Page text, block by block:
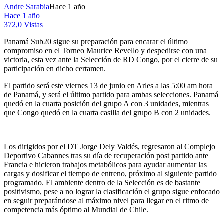
Andre SarabiaHace 1 año
Hace 1 año
372,0 Vistas
Panamá Sub20 sigue su preparación para encarar el último
compromiso en el Torneo Maurice Revello y despedirse con una
victoria, esta vez ante la Selección de RD Congo, por el cierre de su
participación en dicho certamen.
El partido será este viernes 13 de junio en Arles a las 5:00 am hora
de Panamá, y será el último partido para ambas selecciones. Panamá
quedó en la cuarta posición del grupo A con 3 unidades, mientras
que Congo quedó en la cuarta casilla del grupo B con 2 unidades.
Los dirigidos por el DT Jorge Dely Valdés, regresaron al Complejo
Deportivo Cabannes tras su día de recuperación post partido ante
Francia e hicieron trabajos metabólicos para ayudar aumentar las
cargas y dosificar el tiempo de entreno, próximo al siguiente partido
programado. El ambiente dentro de la Selección es de bastante
positivismo, pese a no lograr la clasificación el grupo sigue enfocado
en seguir preparándose al máximo nivel para llegar en el ritmo de
competencia más óptimo al Mundial de Chile.